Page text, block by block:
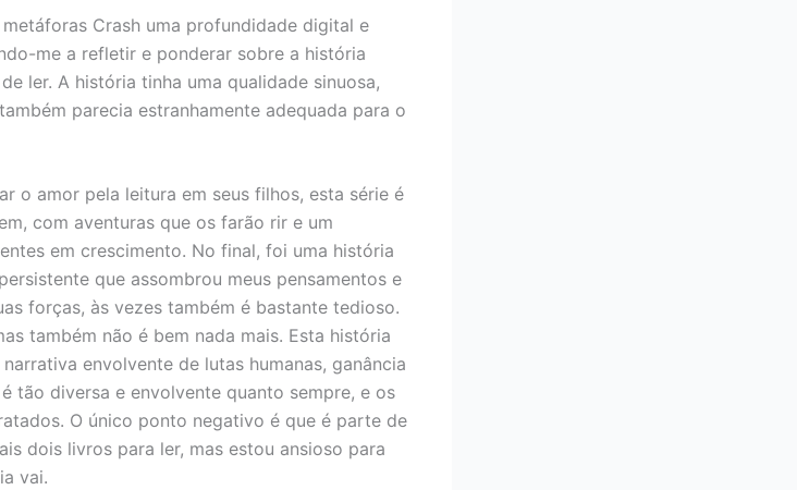
Crash uma profundidade digital e
me a refletir e ponderar sobre a história
ler. A história tinha uma qualidade sinuosa,
parecia estranhamente adequada para o
o amor pela leitura em seus filhos, esta série é
com aventuras que os farão rir e um
em crescimento. No final, foi uma história
que assombrou meus pensamentos e
forças, às vezes também é bastante tedioso.
também não é bem nada mais. Esta história
envolvente de lutas humanas, ganância
tão diversa e envolvente quanto sempre, e os
O único ponto negativo é que é parte de
dois livros para ler, mas estou ansioso para
vai.